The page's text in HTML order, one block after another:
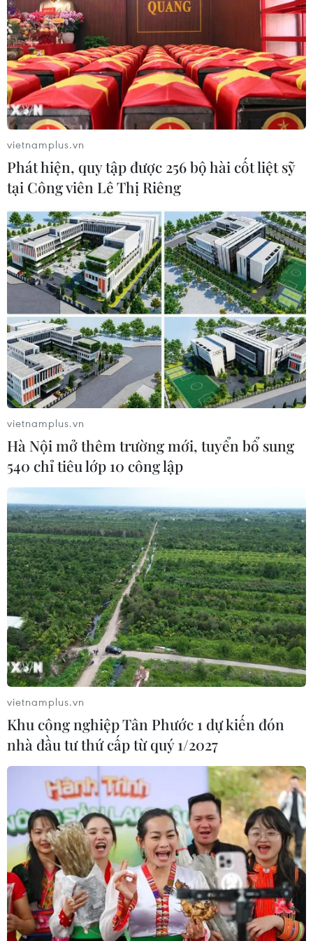
vietnamplus.vn
Phát hiện, quy tập được 256 bộ hài cốt liệt sỹ
tại Công viên Lê Thị Riêng
vietnamplus.vn
Hà Nội mở thêm trường mới, tuyển bổ sung
540 chỉ tiêu lớp 10 công lập
vietnamplus.vn
Khu công nghiệp Tân Phước 1 dự kiến đón
nhà đầu tư thứ cấp từ quý 1/2027